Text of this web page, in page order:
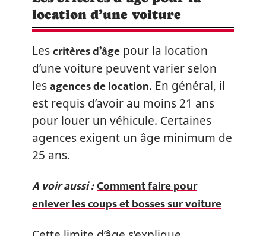
location d’une voiture
Lescritères d’âge pour la location
d’une voiture peuvent varier selon
lesagences de location. En général, il
est requis d’avoir au moins 21 ans
pour louer un véhicule. Certaines
agences exigent un âge minimum de
25 ans.
A voir aussi :Comment faire pour
enlever les coups et bosses sur voiture